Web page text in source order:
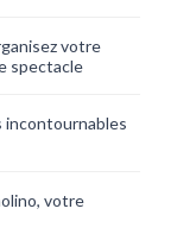
votre
spectacle
incontournables
votre